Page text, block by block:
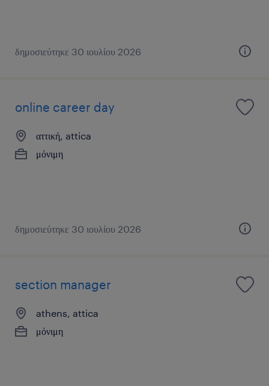
δημοσιεύτηκε 30 ιουλίου 2026
online career day
αττική, attica
μόνιμη
δημοσιεύτηκε 30 ιουλίου 2026
section manager
athens, attica
μόνιμη